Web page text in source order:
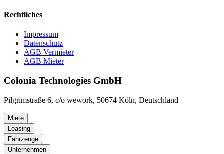
Rechtliches
Impressum
Datenschutz
AGB Vermieter
AGB Mieter
Colonia Technologies GmbH
Pilgrimstraße 6, c/o wework, 50674 Köln, Deutschland
Miete
Leasing
Fahrzeuge
Unternehmen